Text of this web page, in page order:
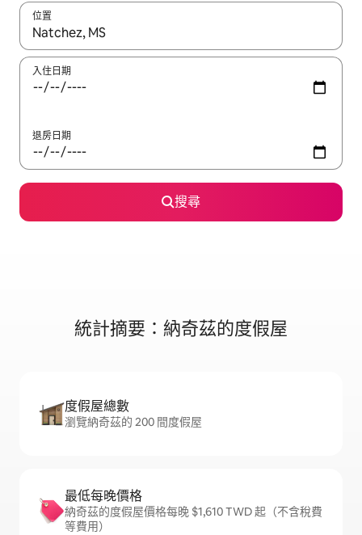
位置
如有搜尋結果，瀏覽內容時請使用上下箭頭，或輕點、滑動裝置。
入住日期
退房日期
搜尋
統計摘要：納奇茲的度假屋
度假屋總數
瀏覽納奇茲的 200 間度假屋
最低每晚價格
納奇茲的度假屋價格每晚 $1,610 TWD 起（不含稅費
等費用）